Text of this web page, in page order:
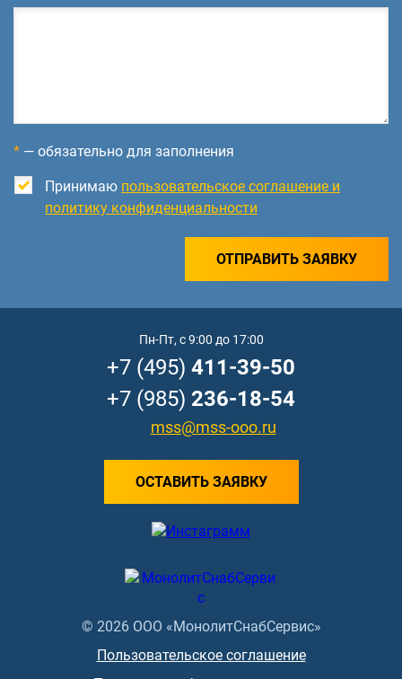
* — обязательно для заполнения
Принимаю пользовательское соглашение и
политику конфиденциальности
ОТПРАВИТЬ ЗАЯВКУ
© 2026 ООО «МонолитСнабСервис»
Пользовательское соглашение
Пн-Пт, с 9:00 до 17:00
+7 (495) 411-39-50
+7 (985) 236-18-54
mss@mss-ooo.ru
ОСТАВИТЬ ЗАЯВКУ